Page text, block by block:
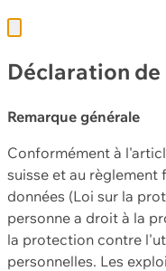
Déclaration
Remarque générale
Conformément à
suisse et au
données (Loi sur la
personne a droit à la
la protection contre
personnelles. Les